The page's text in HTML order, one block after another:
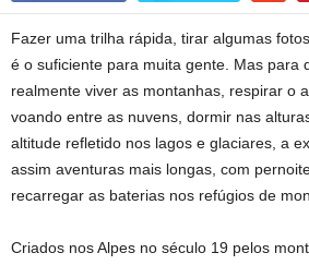
Fazer uma trilha rápida, tirar algumas
é o suficiente para muita gente. Mas para
realmente viver as montanhas, respirar o
voando entre as nuvens, dormir nas
altitude refletido nos lagos e glaciares, a
assim aventuras mais longas, com
recarregar as baterias nos refúgios de
Criados nos Alpes no século 19 pelos